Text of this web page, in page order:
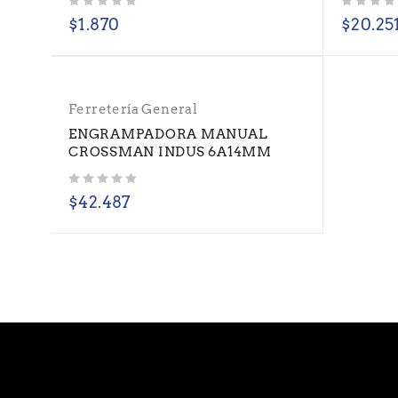
$1.870 $
Ferretería General
ENGRAMPADORA MANUAL
CROSSMAN INDUS 6A14MM
$42.487